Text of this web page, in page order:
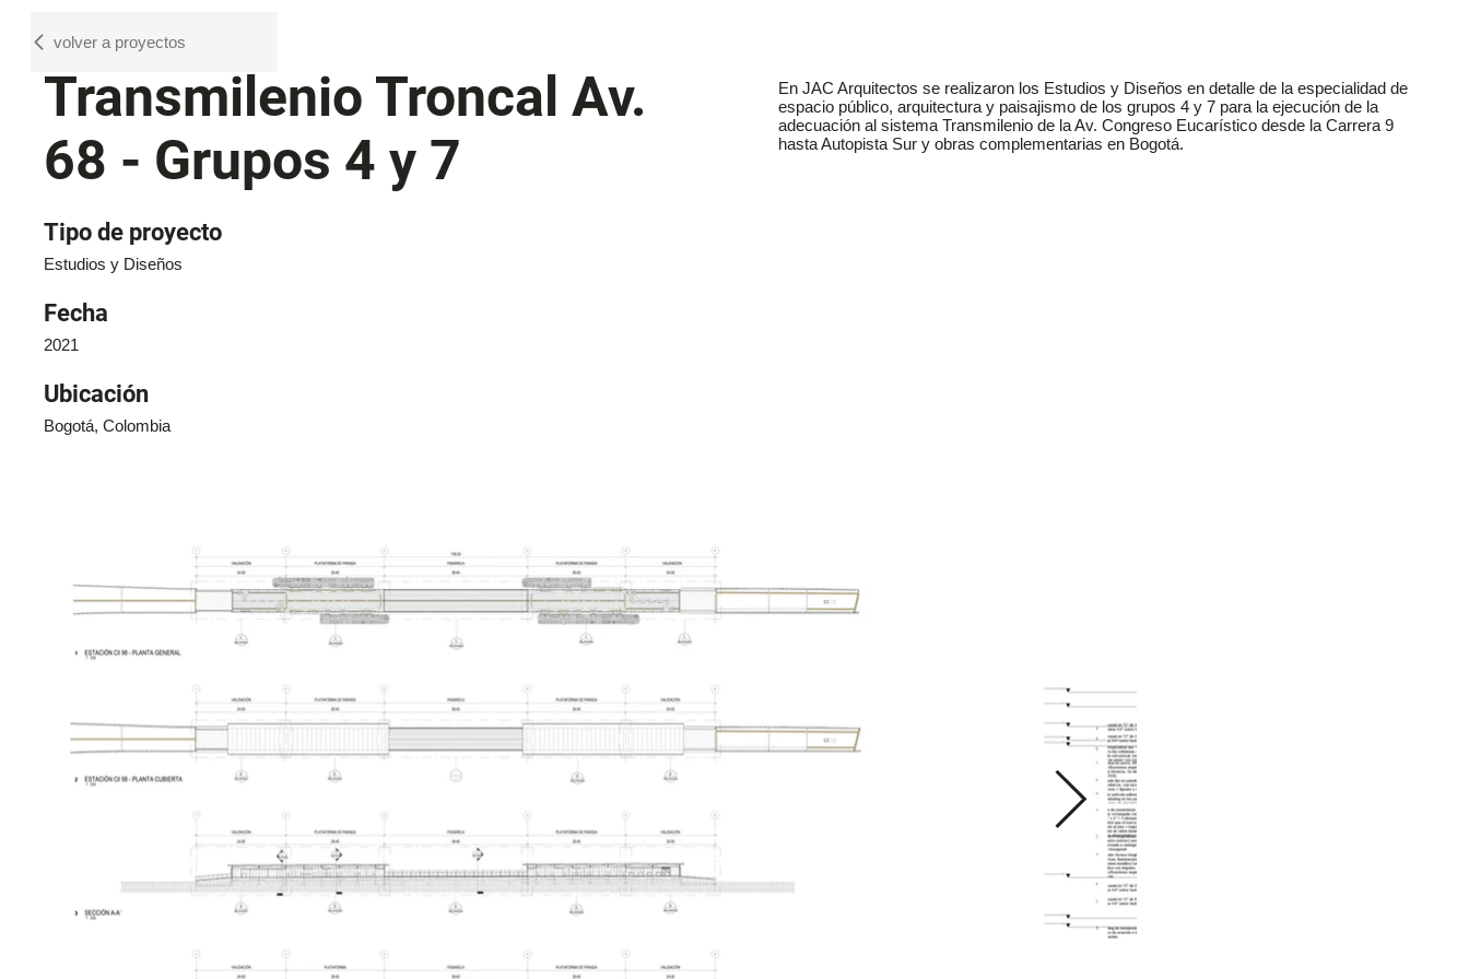
Transmilenio Troncal Av.
68 - Grupos 4 y 7
Tipo de proyecto
Estudios y Diseños
Fecha
2021
Ubicación
Bogotá, Colombia
En JAC Arquitectos se realizaron los Estudios y Diseños en detalle de la especialidad de
espacio público, arquitectura y paisajismo de los grupos 4 y 7 para la ejecución de la
adecuación al sistema Transmilenio de la Av. Congreso Eucarístico desde la Carrera 9
hasta Autopista Sur y obras complementarias en Bogotá.
volver a proyectos